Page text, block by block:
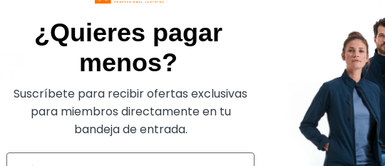
4.54
¿Quieres pagar
menos?
Suscríbete para recibir ofertas exclusivas
para miembros directamente en tu
bandeja de entrada.